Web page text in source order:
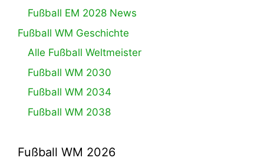
Fußball EM 2028 News
Fußball WM Geschichte
Alle Fußball Weltmeister
Fußball WM 2030
Fußball WM 2034
Fußball WM 2038
Fußball WM 2026